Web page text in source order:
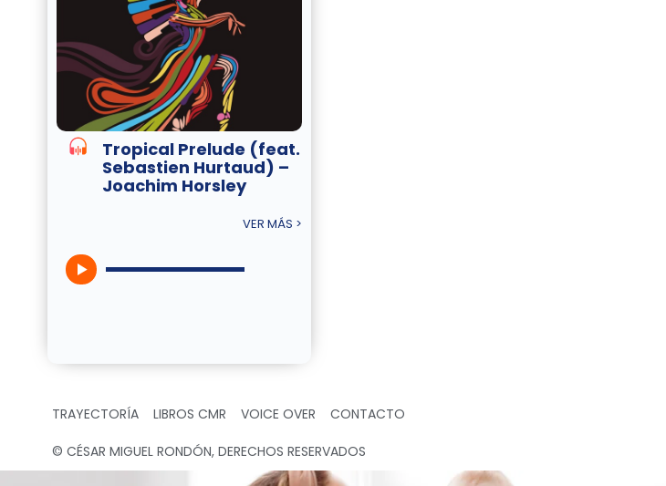
Tropical Prelude (feat.
Sebastien Hurtaud) –
Joachim Horsley
VER MÁS >
TRAYECTORÍA LIBROS CMR VOICE OVER CONTACTO
© CÉSAR MIGUEL RONDÓN, DERECHOS RESERVADOS